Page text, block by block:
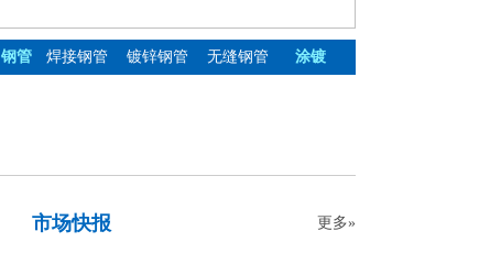
钢管 焊接钢管 镀锌钢管 无缝钢管 涂镀
更多»
市场快报